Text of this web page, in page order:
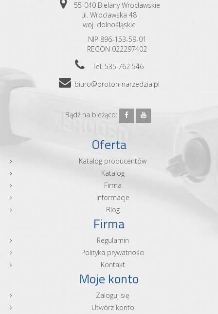
55-040 Bielany Wrocławskie
ul. Wrocławska 48
woj. dolnośląskie
NIP 896-153-59-01
REGON 022297402
Tel. 535 762 546
biuro@proton-narzedzia.pl
Bądź na bieżąco:
Oferta
Katalog producentów
Katalog
Firma
Informacje
Blog
Firma
Regulamin
Polityka prywatności
Kontakt
Moje konto
Zaloguj się
Utwórz konto